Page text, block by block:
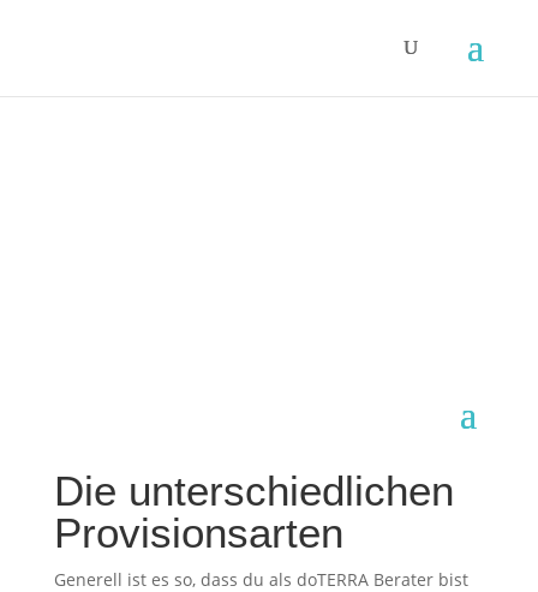
Die unterschiedlichen
Provisionsarten
Generell ist es so, dass du als doTERRA Berater bist